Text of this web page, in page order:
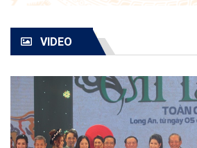
VIDEO